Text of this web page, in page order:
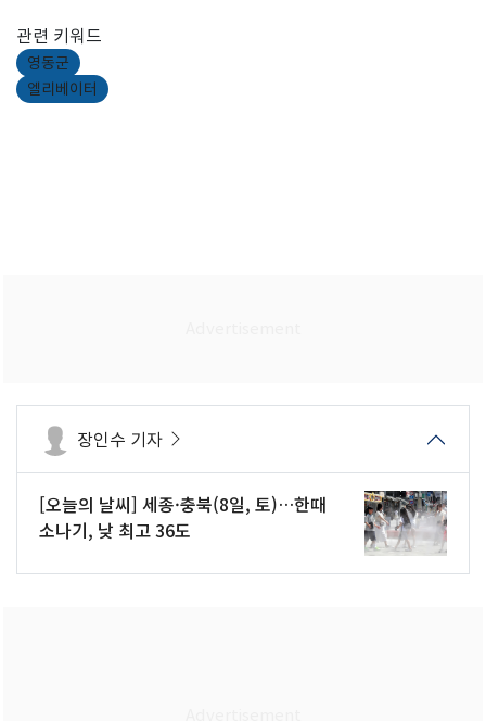
관련 키워드
영동군
엘리베이터
장인수 기자
[오늘의 날씨] 세종·충북(8일, 토)…한때
소나기, 낮 최고 36도